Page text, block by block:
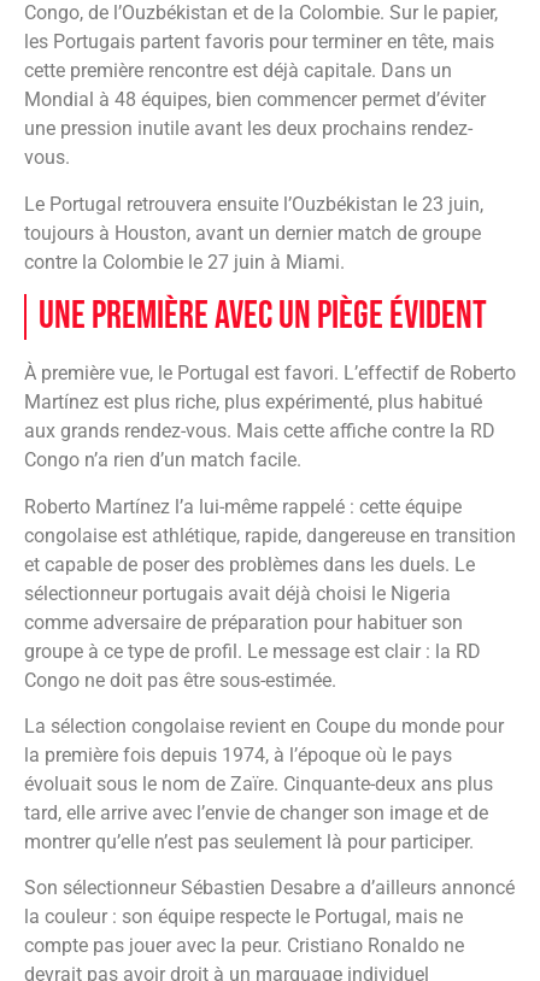
Congo, de l’Ouzbékistan et de la Colombie. Sur le papier,
les Portugais partent favoris pour terminer en tête, mais
cette première rencontre est déjà capitale. Dans un
Mondial à 48 équipes, bien commencer permet d’éviter
une pression inutile avant les deux prochains rendez-
vous.
Le Portugal retrouvera ensuite l’Ouzbékistan le 23 juin,
toujours à Houston, avant un dernier match de groupe
contre la Colombie le 27 juin à Miami.
Une première avec un piège évident
À première vue, le Portugal est favori. L’effectif de Roberto
Martínez est plus riche, plus expérimenté, plus habitué
aux grands rendez-vous. Mais cette affiche contre la RD
Congo n’a rien d’un match facile.
Roberto Martínez l’a lui-même rappelé : cette équipe
congolaise est athlétique, rapide, dangereuse en transition
et capable de poser des problèmes dans les duels. Le
sélectionneur portugais avait déjà choisi le Nigeria
comme adversaire de préparation pour habituer son
groupe à ce type de profil. Le message est clair : la RD
Congo ne doit pas être sous-estimée.
La sélection congolaise revient en Coupe du monde pour
la première fois depuis 1974, à l’époque où le pays
évoluait sous le nom de Zaïre. Cinquante-deux ans plus
tard, elle arrive avec l’envie de changer son image et de
montrer qu’elle n’est pas seulement là pour participer.
Son sélectionneur Sébastien Desabre a d’ailleurs annoncé
la couleur : son équipe respecte le Portugal, mais ne
compte pas jouer avec la peur. Cristiano Ronaldo ne
devrait pas avoir droit à un marquage individuel